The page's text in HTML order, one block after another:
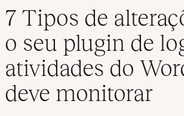
7 Tipos de
o seu plugin de
atividades do
deve monitorar